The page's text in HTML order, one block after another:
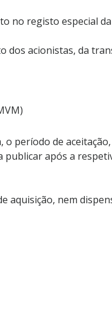
no registo especial da
acionistas, da
período de
após a
nem